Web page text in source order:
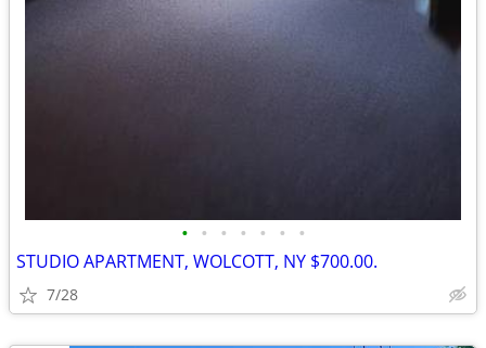
• • • • • • •
STUDIO APARTMENT, WOLCOTT, NY $700.00.
7/28